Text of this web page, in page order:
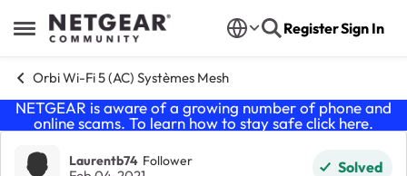
Open Side Menu
Skip to content RegisterSign In
Orbi Wi-Fi 5 (AC) Systèmes Mesh
NETGEAR is aware of a growing number of phone and
online scams. To learn how to stay safe click here.
Laurentb74 Follower Solved